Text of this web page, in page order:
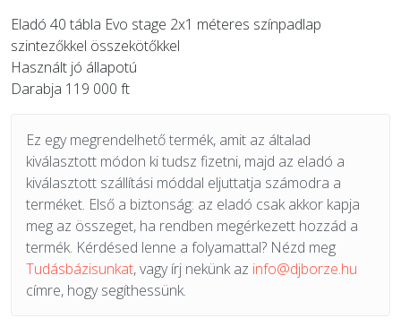
Eladó 40 tábla Evo stage 2x1 méteres színpadlap
szintezőkkel összekötőkkel
Használt jó állapotú
Darabja 119 000 ft
Ez egy megrendelhető termék, amit az általad
kiválasztott módon ki tudsz fizetni, majd az eladó a
kiválasztott szállítási móddal eljuttatja számodra a
terméket. Első a biztonság: az eladó csak akkor kapja
meg az összeget, ha rendben megérkezett hozzád a
termék. Kérdésed lenne a folyamattal? Nézd meg
Tudásbázisunkat, vagy írj nekünk az info@djborze.hu
címre, hogy segíthessünk.